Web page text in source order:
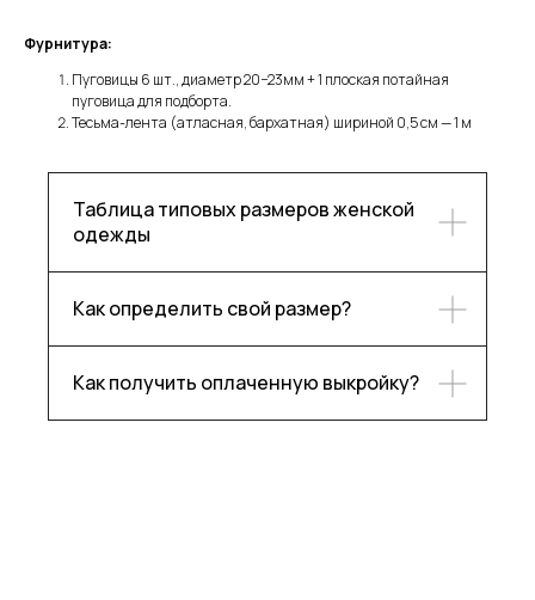
Фурнитура:
Пуговицы 6 шт., диаметр 20−23мм + 1 плоская потайная
пуговица для подборта.
Тесьма-лента (атласная, бархатная) шириной 0,5 см — 1 м
Таблица типовых размеров женской
одежды
Как определить свой размер?
Как получить оплаченную выкройку?
Подпишитесь, чтобы следить